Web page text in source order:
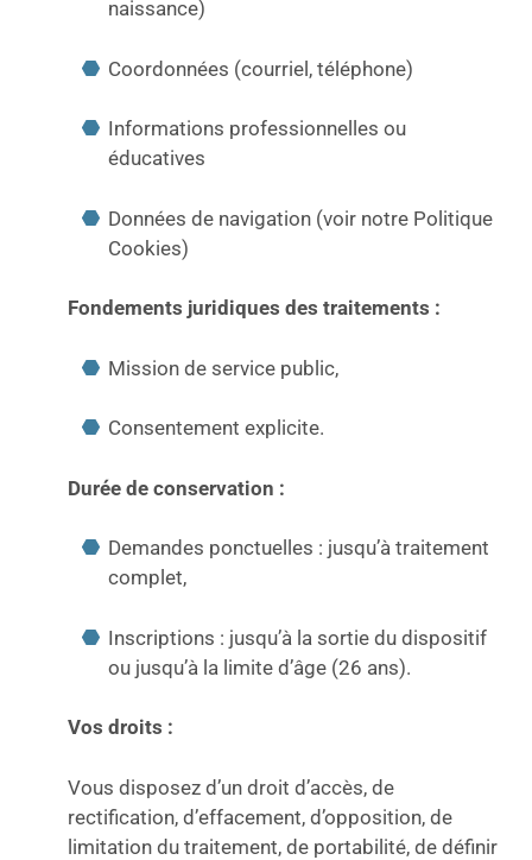
naissance)
Coordonnées (courriel, téléphone)
Informations professionnelles ou
éducatives
Données de navigation (voir notre Politique
Cookies)
Fondements juridiques des traitements :
Mission de service public,
Consentement explicite.
Durée de conservation :
Demandes ponctuelles : jusqu’à traitement
complet,
Inscriptions : jusqu’à la sortie du dispositif
ou jusqu’à la limite d’âge (26 ans).
Vos droits :
Vous disposez d’un droit d’accès, de
rectification, d’effacement, d’opposition, de
limitation du traitement, de portabilité, de définir